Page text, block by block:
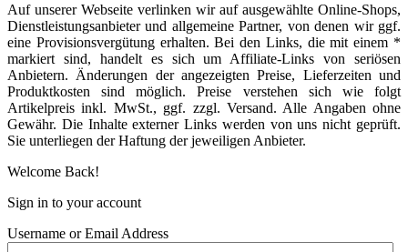
Auf unserer Webseite verlinken wir auf ausgewählte Online-Shops,
Dienstleistungsanbieter und allgemeine Partner, von denen wir ggf.
eine Provisionsvergütung erhalten. Bei den Links, die mit einem *
markiert sind, handelt es sich um Affiliate-Links von seriösen
Anbietern. Änderungen der angezeigten Preise, Lieferzeiten und
Produktkosten sind möglich. Preise verstehen sich wie folgt
Artikelpreis inkl. MwSt., ggf. zzgl. Versand. Alle Angaben ohne
Gewähr. Die Inhalte externer Links werden von uns nicht geprüft.
Sie unterliegen der Haftung der jeweiligen Anbieter.
Welcome Back!
Sign in to your account
Username or Email Address